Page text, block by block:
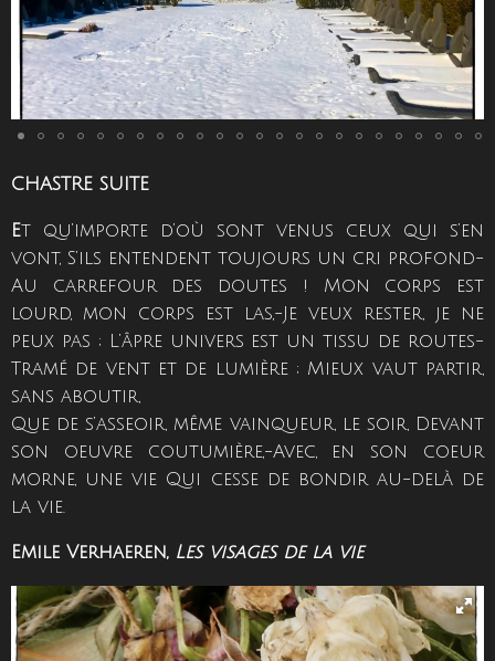
CHASTRE SUITE
Et qu’importe d’où sont venus ceux qui s’en
vont, S’ils entendent toujours un cri profond-
Au carrefour des doutes ! Mon corps est
lourd, mon corps est las,-Je veux rester, je ne
peux pas ; L’âpre univers est un tissu de routes-
Tramé de vent et de lumière ; Mieux vaut partir,
sans aboutir,
Que de s’asseoir, même vainqueur, le soir, Devant
son oeuvre coutumière,-Avec, en son coeur
morne, une vie Qui cesse de bondir au-delà de
la vie.
Emile Verhaeren, Les visages de la vie